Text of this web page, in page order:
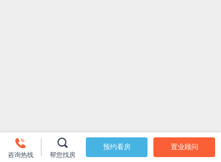
咨询热线 帮您找房
预约看房 置业顾问